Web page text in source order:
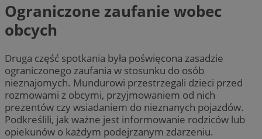
Ograniczone zaufanie wobec
obcych
Druga część spotkania była poświęcona zasadzie
ograniczonego zaufania w stosunku do osób
nieznajomych. Mundurowi przestrzegali dzieci przed
rozmowami z obcymi, przyjmowaniem od nich
prezentów czy wsiadaniem do nieznanych pojazdów.
Podkreślili, jak ważne jest informowanie rodziców lub
opiekunów o każdym podejrzanym zdarzeniu.